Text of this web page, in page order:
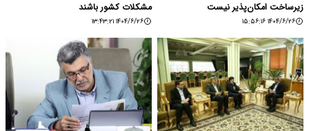
زیرساخت امکان‌پذیر نیست
۱۴۰۴/۶/۲۶ ۱۵:۵۶:۱۶
مشکلات کشور باشند
۱۴۰۴/۶/۲۶ ۱۳:۴۳:۲۱